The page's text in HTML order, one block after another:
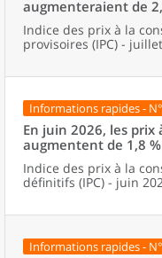
augmenteraient de
Indice des prix à la
provisoires (IPC) -
Informations rapides -
En juin 2026, les prix
augmentent de 1,8
Indice des prix à la
définitifs (IPC) - juin
Informations rapides -